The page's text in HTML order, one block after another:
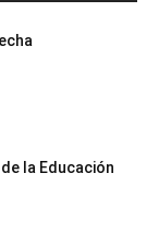
la Educación